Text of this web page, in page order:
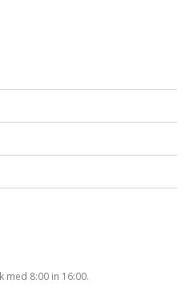
med 8:00 in 16:00.